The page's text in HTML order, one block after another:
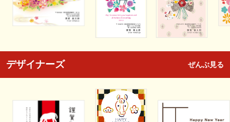
デザイナーズ ぜんぶ見る